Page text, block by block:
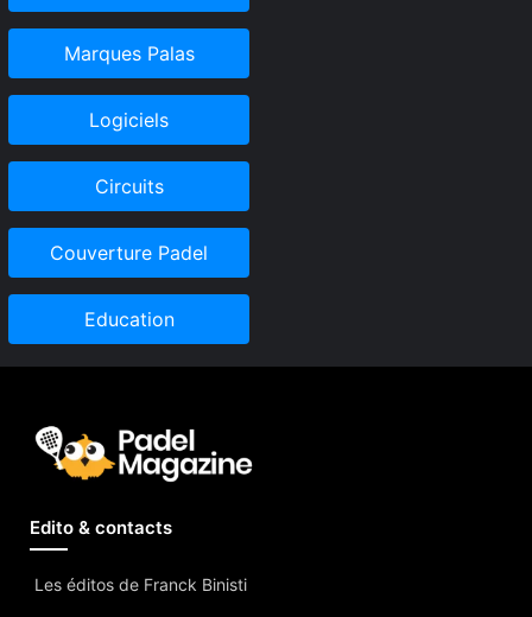
Marques Palas
Logiciels
Circuits
Couverture Padel
Education
Edito & contacts
Les éditos de Franck Binisti